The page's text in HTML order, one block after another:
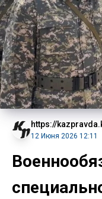
https://
12 Июня 2026 12:11